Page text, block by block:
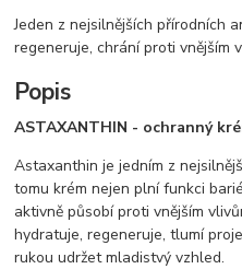
Jeden z nejsilnějších přírodních
regeneruje, chrání proti vnějším
Popis
ASTAXANTHIN - ochranný
Astaxanthin je jedním z
tomu krém nejen plní funkci
aktivně působí proti vnějším
hydratuje, regeneruje, tlumí
rukou udržet mladistvý vzhled.